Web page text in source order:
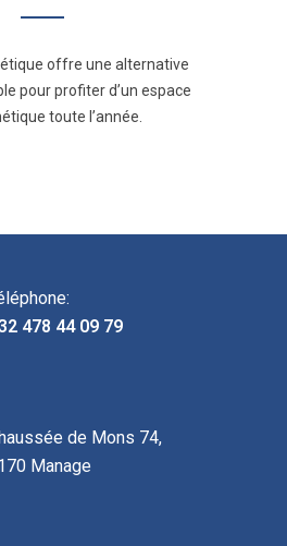
offre une alternative
pour profiter d’un espace
toute l’année.
478 44 09 79
de Mons 74,
Manage